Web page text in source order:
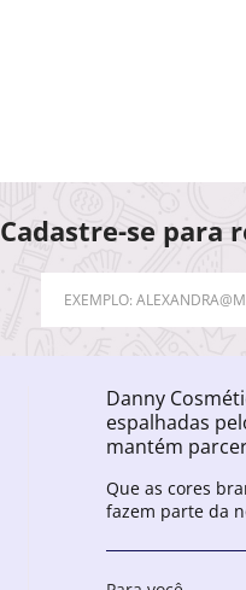
Cadastre-se para
Danny
espalhadas
mantém
Que as cores
fazem parte da